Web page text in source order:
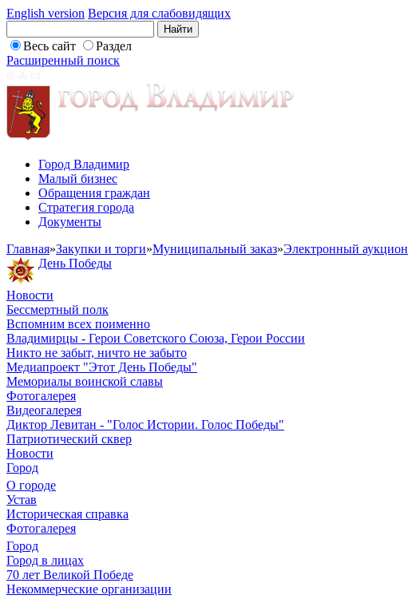
English version Версия для слабовидящих
Весь сайт
Раздел
Расширенный поиск
Город Владимир
Малый бизнес
Обращения граждан
Стратегия города
Документы
Главная»Закупки и торги»Муниципальный заказ»Электронный аукцион
День Победы
Новости
Бессмертный полк
Вспомним всех поименно
Владимирцы - Герои Советского Союза, Герои России
Никто не забыт, ничто не забыто
Медиапроект "Этот День Победы"
Мемориалы воинской славы
Фотогалерея
Видеогалерея
Диктор Левитан - "Голос Истории. Голос Победы"
Патриотический сквер
Новости
Город
О городе
Устав
Историческая справка
Фотогалерея
Город
Город в лицах
70 лет Великой Победе
Некоммерческие организации